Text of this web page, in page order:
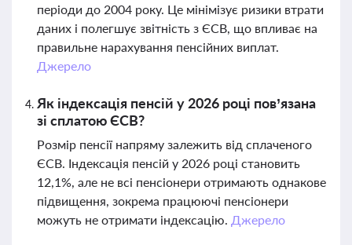
періоди до 2004 року. Це мінімізує ризики втрати
даних і полегшує звітність з ЄСВ, що впливає на
правильне нарахування пенсійних виплат.
Джерело
Як індексація пенсій у 2026 році пов’язана
зі сплатою ЄСВ?
Розмір пенсії напряму залежить від сплаченого
ЄСВ. Індексація пенсій у 2026 році становить
12,1%, але не всі пенсіонери отримають однакове
підвищення, зокрема працюючі пенсіонери
можуть не отримати індексацію. Джерело